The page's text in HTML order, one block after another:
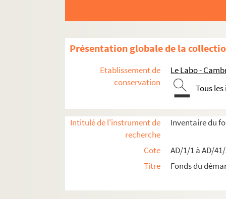
Présentation globale de la
Etablissement de
conservation
Le Labo -
Tous
Intitulé de l'instrument de
recherche
Inventaire du
Cote
AD/1/1 à AD/
Titre
Fonds du
AD/25/291. Plan parcellaire à main
AD/25/293. Ventes de terrains du
AD/25/293.1. Rue Pierre D'Ailly
AD/25/293.2. Boulevard Nord -
AD/25/293.3. Place de la tour
AD/25/293.5. Rue de Lille
AD/25/293.7. Rue de Saint-Quentin